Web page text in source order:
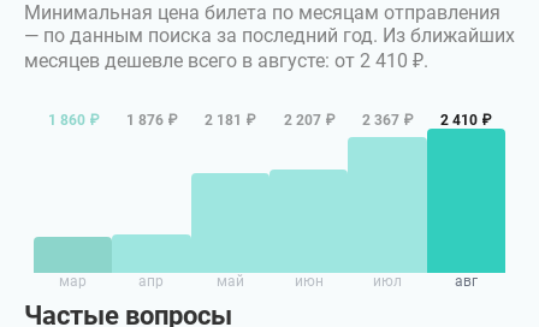
Минимальная цена билета по месяцам отправления
— по данным поиска за последний год. Из ближайших
месяцев дешевле всего в августе: от 2 410 ₽.
1 860 ₽
мар
1 876 ₽
апр
2 181 ₽
май
2 207 ₽
июн
2 367 ₽
июл
2 410 ₽
авг
Частые вопросы